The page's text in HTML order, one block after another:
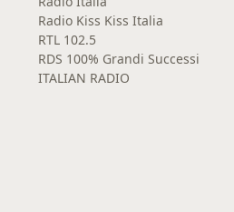
Radio Kiss Kiss Italia
RTL 102.5
RDS 100% Grandi Successi
ITALIAN RADIO